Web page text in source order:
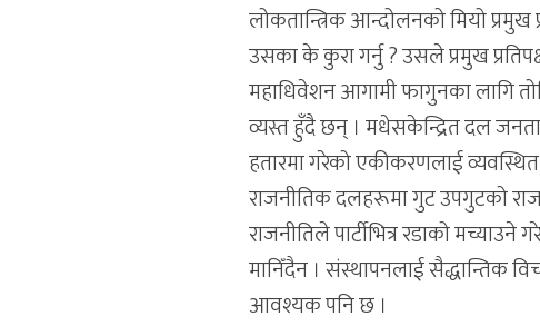
लोकतान्त्रिक आन्दोलनको मियो
उसका के कुरा गर्नु ? उसले प्रमुख
महाधिवेशन आगामी फागुनका लागि
व्यस्त हुँदै छन् । मधेसकेन्द्रित दल जनता
हतारमा गरेको एकीकरणलाई व्यवस्थित
राजनीतिक दलहरूमा गुट उपगुटको
राजनीतिले पार्टीभित्र रडाको
मानिँदैन । संस्थापनलाई सैद्धान्तिक
आवश्यक पनि छ ।